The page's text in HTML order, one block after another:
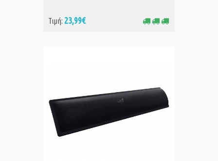
Τιμή: 23,99€